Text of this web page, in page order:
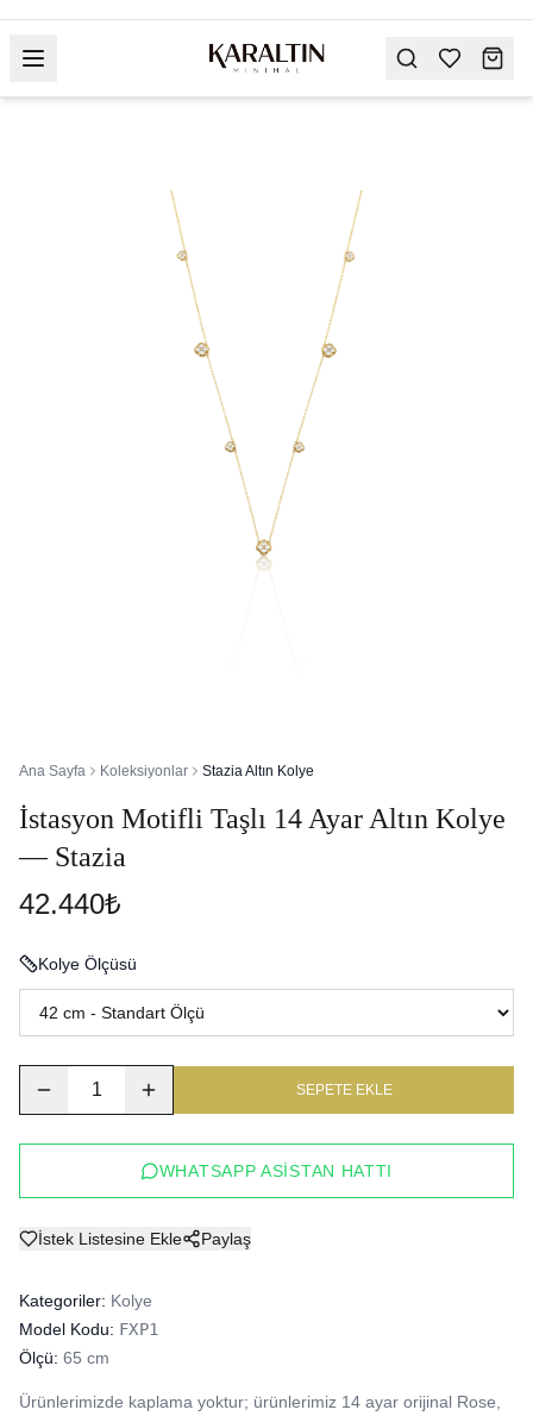
Ana Sayfa Koleksiyonlar Stazia Altın Kolye
İstasyon Motifli Taşlı 14 Ayar Altın Kolye
— Stazia
42.440₺
Kolye Ölçüsü
1 SEPETE EKLE
WHATSAPP ASISTAN HATTI
İstek Listesine Ekle Paylaş
Kategoriler: Kolye
Model Kodu: FXP1
Ölçü: 65 cm
Ürünlerimizde kaplama yoktur; ürünlerimiz 14 ayar orijinal Rose,